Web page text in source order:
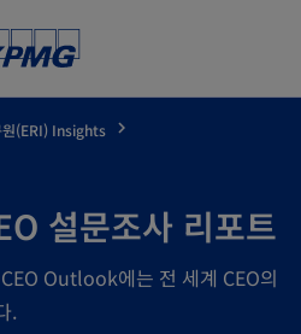
원(ERI) Insights
설문조사 리포트
Outlook에는 전 세계 CEO의
.